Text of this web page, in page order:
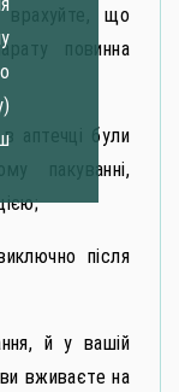
що
повинна
аптечці були
пакуванні,
після
й у вашій
ви вживаєте на